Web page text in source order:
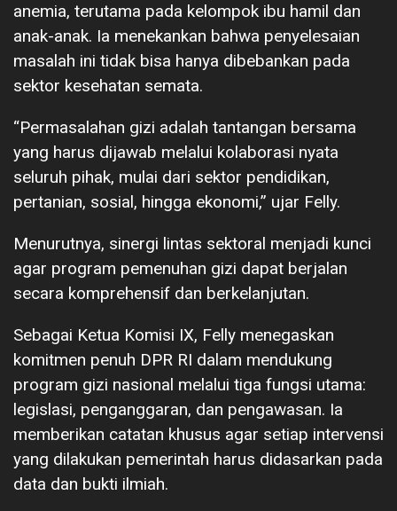
anemia, terutama pada kelompok ibu hamil dan
anak-anak. Ia menekankan bahwa penyelesaian
masalah ini tidak bisa hanya dibebankan pada
sektor kesehatan semata.
“Permasalahan gizi adalah tantangan bersama
yang harus dijawab melalui kolaborasi nyata
seluruh pihak, mulai dari sektor pendidikan,
pertanian, sosial, hingga ekonomi,” ujar Felly.
Menurutnya, sinergi lintas sektoral menjadi kunci
agar program pemenuhan gizi dapat berjalan
secara komprehensif dan berkelanjutan.
Sebagai Ketua Komisi IX, Felly menegaskan
komitmen penuh DPR RI dalam mendukung
program gizi nasional melalui tiga fungsi utama:
legislasi, penganggaran, dan pengawasan. Ia
memberikan catatan khusus agar setiap intervensi
yang dilakukan pemerintah harus didasarkan pada
data dan bukti ilmiah.